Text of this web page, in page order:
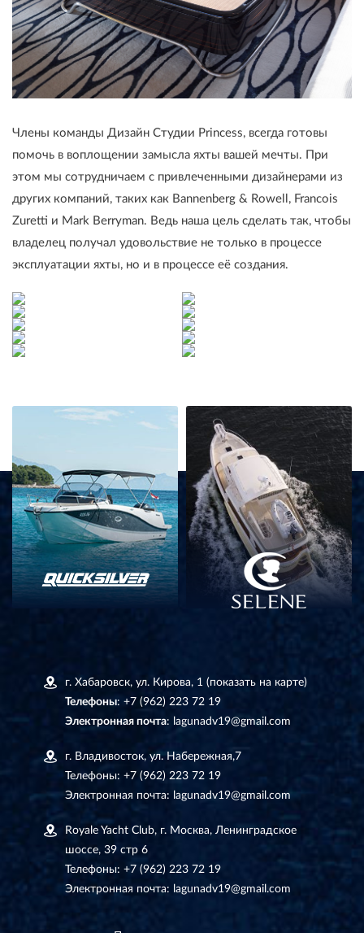
Члены команды Дизайн Студии Princess, всегда готовы
помочь в воплощении замысла яхты вашей мечты. При
этом мы сотрудничаем с привлеченными дизайнерами из
других компаний, таких как Bannenberg & Rowell, Francois
Zuretti и Mark Berryman. Ведь наша цель сделать так, чтобы
владелец получал удовольствие не только в процессе
эксплуатации яхты, но и в процессе её создания.
г. Хабаровск, ул. Кирова, 1 (показать на карте)
Телефоны: +7 (962) 223 72 19
Электронная почта: lagunadv19@gmail.com
г. Владивосток, ул. Набережная,7
Телефоны: +7 (962) 223 72 19
Электронная почта: lagunadv19@gmail.com
Royale Yacht Club, г. Москва, Ленинградское
шоссе, 39 стр 6
Телефоны: +7 (962) 223 72 19
Электронная почта: lagunadv19@gmail.com